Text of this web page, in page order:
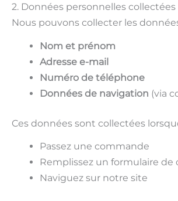
2. Données personnelles collectées
Nous pouvons collecter les
Nom et prénom
Adresse e-mail
Numéro de téléphone
Données de navigation (via
Ces données sont collectées
Passez une commande
Remplissez un formulaire de
Naviguez sur notre site